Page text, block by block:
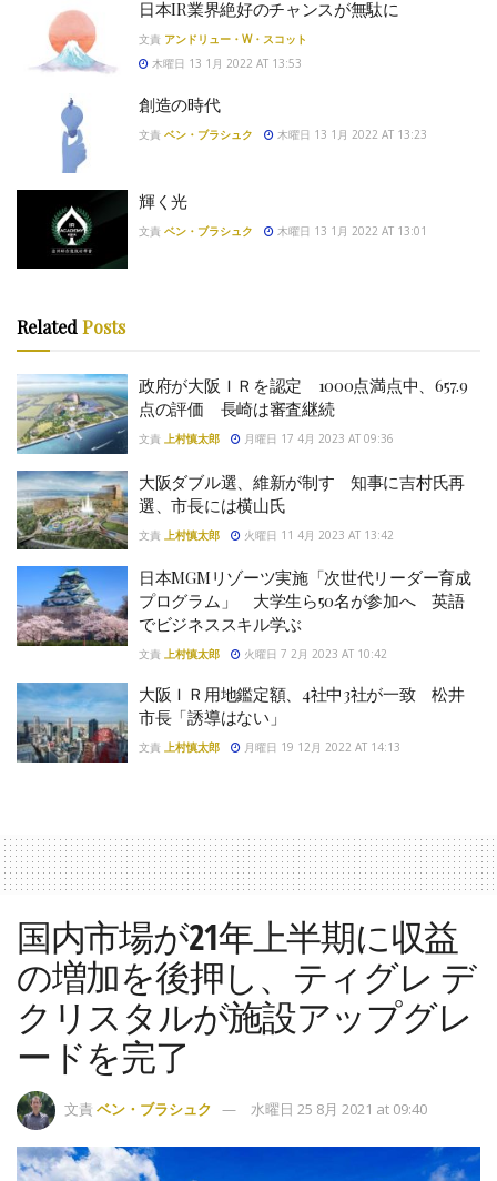
日本IR業界絶好のチャンスが無駄に
文責 アンドリュー・W・スコット
木曜日 13 1月 2022 AT 13:53
創造の時代
文責 ベン・ブラシュク 木曜日 13 1月 2022 AT 13:23
輝く光
文責 ベン・ブラシュク 木曜日 13 1月 2022 AT 13:01
RelatedPosts
政府が大阪ＩＲを認定 1000点満点中、657.9
点の評価 長崎は審査継続
文責 上村慎太郎 月曜日 17 4月 2023 AT 09:36
大阪ダブル選、維新が制す 知事に吉村氏再
選、市長には横山氏
文責 上村慎太郎 火曜日 11 4月 2023 AT 13:42
日本MGMリゾーツ実施「次世代リーダー育成
プログラム」 大学生ら50名が参加へ 英語
でビジネススキル学ぶ
文責 上村慎太郎 火曜日 7 2月 2023 AT 10:42
大阪ＩＲ用地鑑定額、4社中3社が一致 松井
市長「誘導はない」
文責 上村慎太郎 月曜日 19 12月 2022 AT 14:13
国内市場が21年上半期に収益
の増加を後押し、ティグレ デ
クリスタルが施設アップグレ
ードを完了
文責 ベン・ブラシュク 水曜日 25 8月 2021 at 09:40